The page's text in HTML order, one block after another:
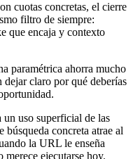
cuotas concretas, el cierre
filtro de siempre:
que encaja y contexto
paramétrica ahorra mucho
claro por qué deberías
uso superficial de las
concreta atrae al
la URL le enseña
merece ejecutarse hoy.